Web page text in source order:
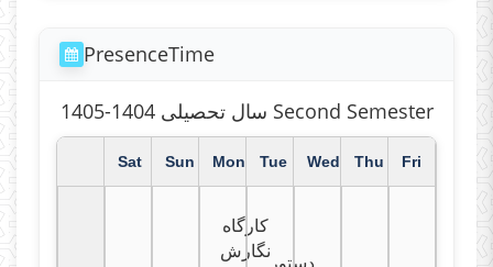
PresenceTime
سال تحصیلی 1404-1405 Second Semester
Sat Sun Mon Tue Wed Thu Fri
کارگاه
نگارش
دستور